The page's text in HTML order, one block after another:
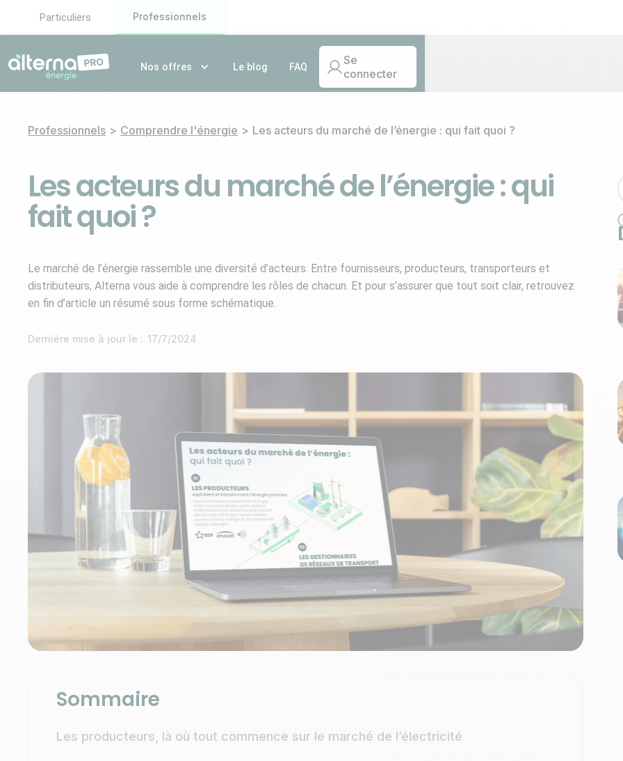
Particuliers Professionnels
Nos offres Le blog FAQ
Se
connecter
Professionnels > Comprendre l'énergie > Les acteurs du marché de l’énergie : qui fait quoi ?
Les acteurs du marché de l’énergie : qui
fait quoi ?
Le marché de l’énergie rassemble une diversité d’acteurs. Entre fournisseurs, producteurs, transporteurs et
distributeurs, Alterna vous aide à comprendre les rôles de chacun. Et pour s’assurer que tout soit clair, retrouvez
en fin d’article un résumé sous forme schématique.
Dernière mise à jour le : 17/7/2024
Sommaire
Les producteurs, là où tout commence sur le marché de l’électricité